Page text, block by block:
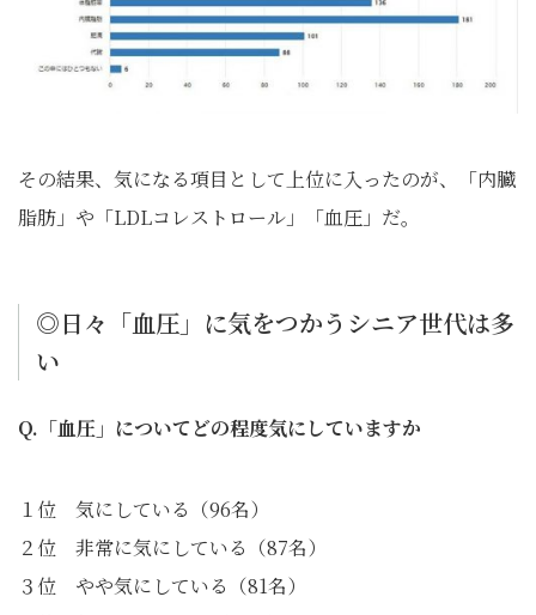
その結果、気になる項目として上位に入ったのが、「内臓
脂肪」や「LDLコレストロール」「血圧」だ。
◎日々「血圧」に気をつかうシニア世代は多
い
Q.「血圧」についてどの程度気にしていますか
１位 気にしている（96名）
２位 非常に気にしている（87名）
３位 やや気にしている（81名）